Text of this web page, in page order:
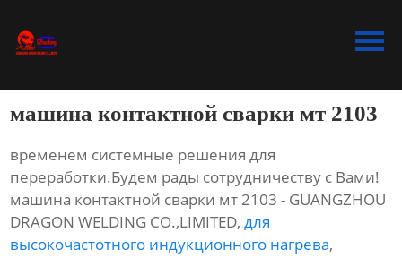
Bидео
Новости
О Hас
Контакты
машина контактной сварки мт 2103
временем системные решения для
переработки.Будем рады сотрудничеству с Вами!
машина контактной сварки мт 2103 - GUANGZHOU
DRAGON WELDING CO.,LIMITED,для
высокочастотного индукционного нагрева,